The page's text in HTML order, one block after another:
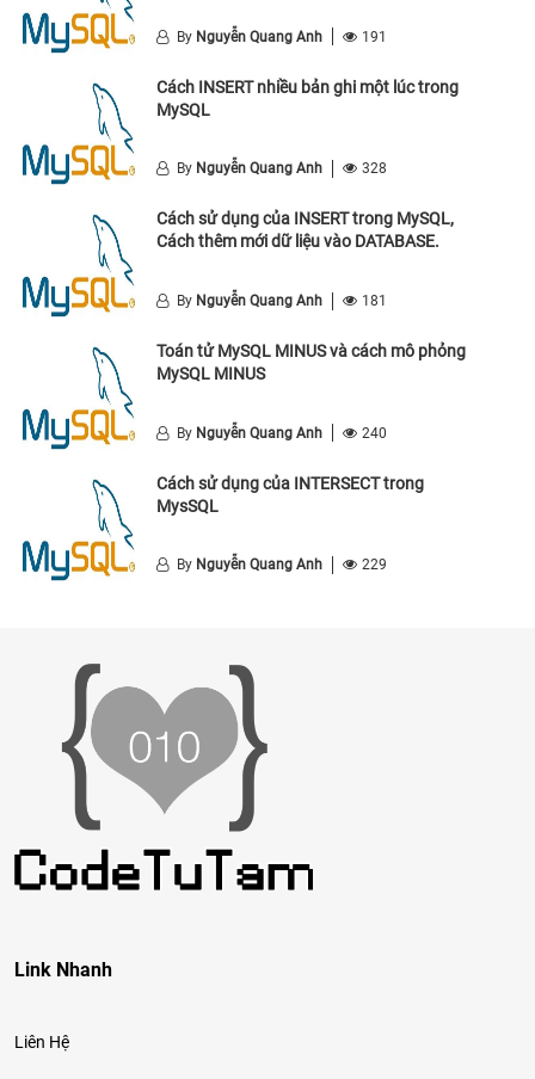
By Nguyễn Quang Anh 191
Cách INSERT nhiều bản ghi một lúc trong
MySQL
By Nguyễn Quang Anh 328
Cách sử dụng của INSERT trong MySQL,
Cách thêm mới dữ liệu vào DATABASE.
By Nguyễn Quang Anh 181
Toán tử MySQL MINUS và cách mô phỏng
MySQL MINUS
By Nguyễn Quang Anh 240
Cách sử dụng của INTERSECT trong
MysSQL
By Nguyễn Quang Anh 229
Link Nhanh
Liên Hệ